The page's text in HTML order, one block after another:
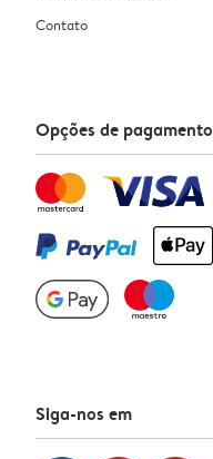
Contato
Opções de pagamento
Siga-nos em